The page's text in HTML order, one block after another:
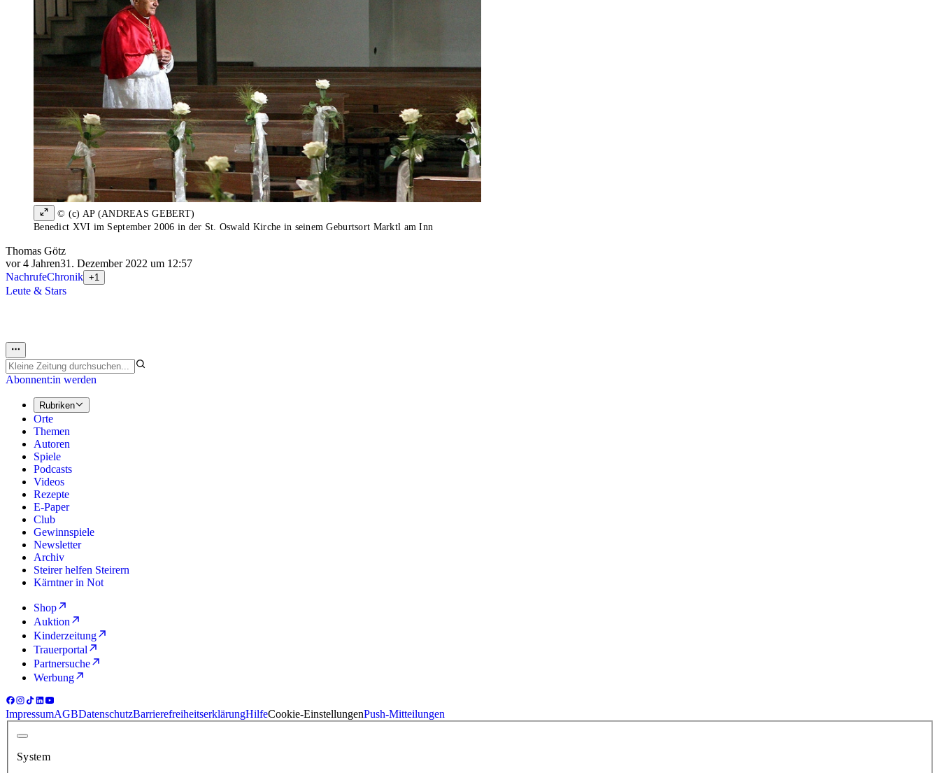
© (c) AP (ANDREAS GEBERT)
Benedict XVI im September 2006 in der St. Oswald Kirche in seinem Geburtsort Marktl am Inn
Thomas Götz
vor 4 Jahren31. Dezember 2022 um 12:57
NachrufeChronik +1
Leute & Stars
Abonnent:in werden
Rubriken
Orte
Themen
Autoren
Spiele
Podcasts
Videos
Rezepte
E-Paper
Club
Gewinnspiele
Newsletter
Archiv
Steirer helfen Steirern
Kärntner in Not
Shop
Auktion
Kinderzeitung
Trauerportal
Partnersuche
Werbung
ImpressumAGBDatenschutzBarrierefreiheitserklärungHilfeCookie-EinstellungenPush-Mitteilungen
System